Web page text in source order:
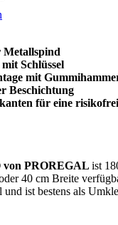
Metallspind
Schlüssel
mit
Beschichtung
für eine
von PROREGAL ist
40 cm Breite
und ist bestens als